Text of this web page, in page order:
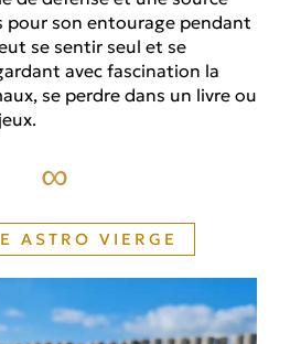
pour son entourage pendant
se sentir seul et se
avec fascination la
se perdre dans un livre ou
∞
ASTRO VIERGE